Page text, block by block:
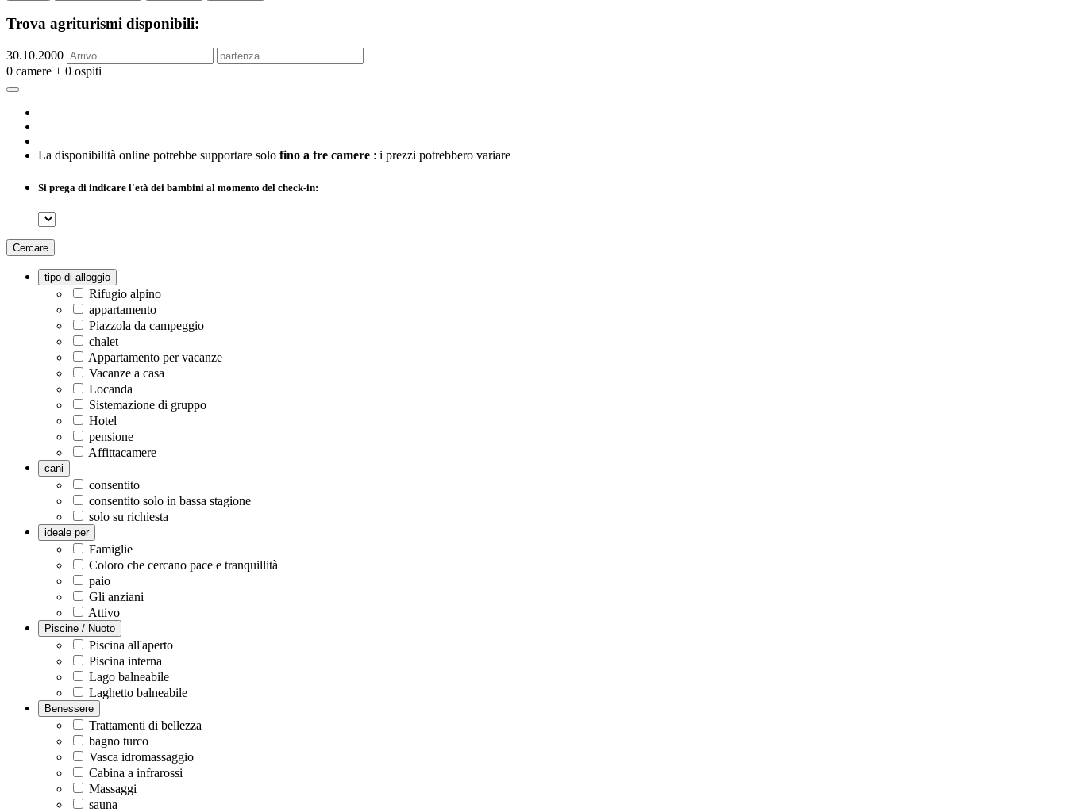
Trova agriturismi disponibili:
30.10.2000
0 camere + 0 ospiti
La disponibilità online potrebbe supportare solo fino a tre camere : i prezzi potrebbero variare
Si prega di indicare l'età dei bambini al momento del check-in:
Cercare
tipo di alloggio
Rifugio alpino
appartamento
Piazzola da campeggio
chalet
Appartamento per vacanze
Vacanze a casa
Locanda
Sistemazione di gruppo
Hotel
pensione
Affittacamere
cani
consentito
consentito solo in bassa stagione
solo su richiesta
ideale per
Famiglie
Coloro che cercano pace e tranquillità
paio
Gli anziani
Attivo
Piscine / Nuoto
Piscina all'aperto
Piscina interna
Lago balneabile
Laghetto balneabile
Benessere
Trattamenti di bellezza
bagno turco
Vasca idromassaggio
Cabina a infrarossi
Massaggi
sauna